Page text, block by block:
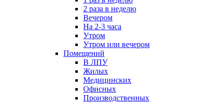
2 раза в неделю
Вечером
На 2-3 часа
Утром
Утром или вечером
Помещений
В ЛПУ
Жилых
Медицинских
Офисных
Производственных